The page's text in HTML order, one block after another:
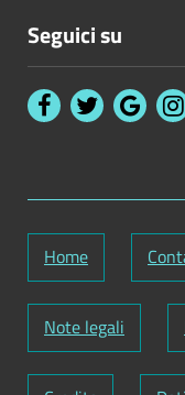
Seguici su
Home
Note legali